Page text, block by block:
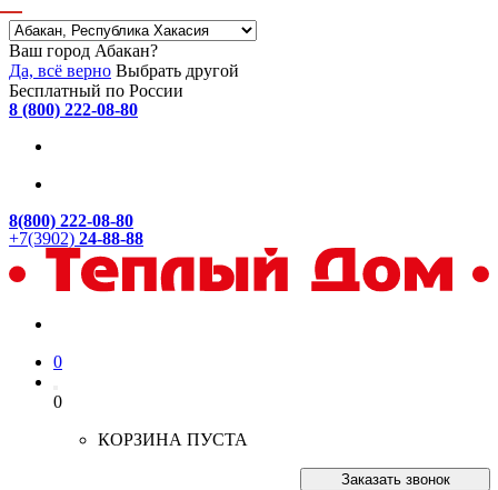
Ваш город Абакан?
Да, всё верно Выбрать другой
Бесплатный по России
8 (800) 222-08-80
8(800) 222-08-80
+7(3902) 24-88-88
0
0
КОРЗИНА ПУСТА
Заказать звонок